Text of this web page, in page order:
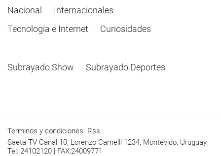
Nacional
Internacionales
Tecnología e Internet
Curiosidades
Subrayado Show Subrayado Deportes
Terminos y condiciones Rss
Saeta TV Canal 10, Lorenzo Carnelli 1234, Montevido, Uruguay.
Tel: 24102120 | FAX:24009771